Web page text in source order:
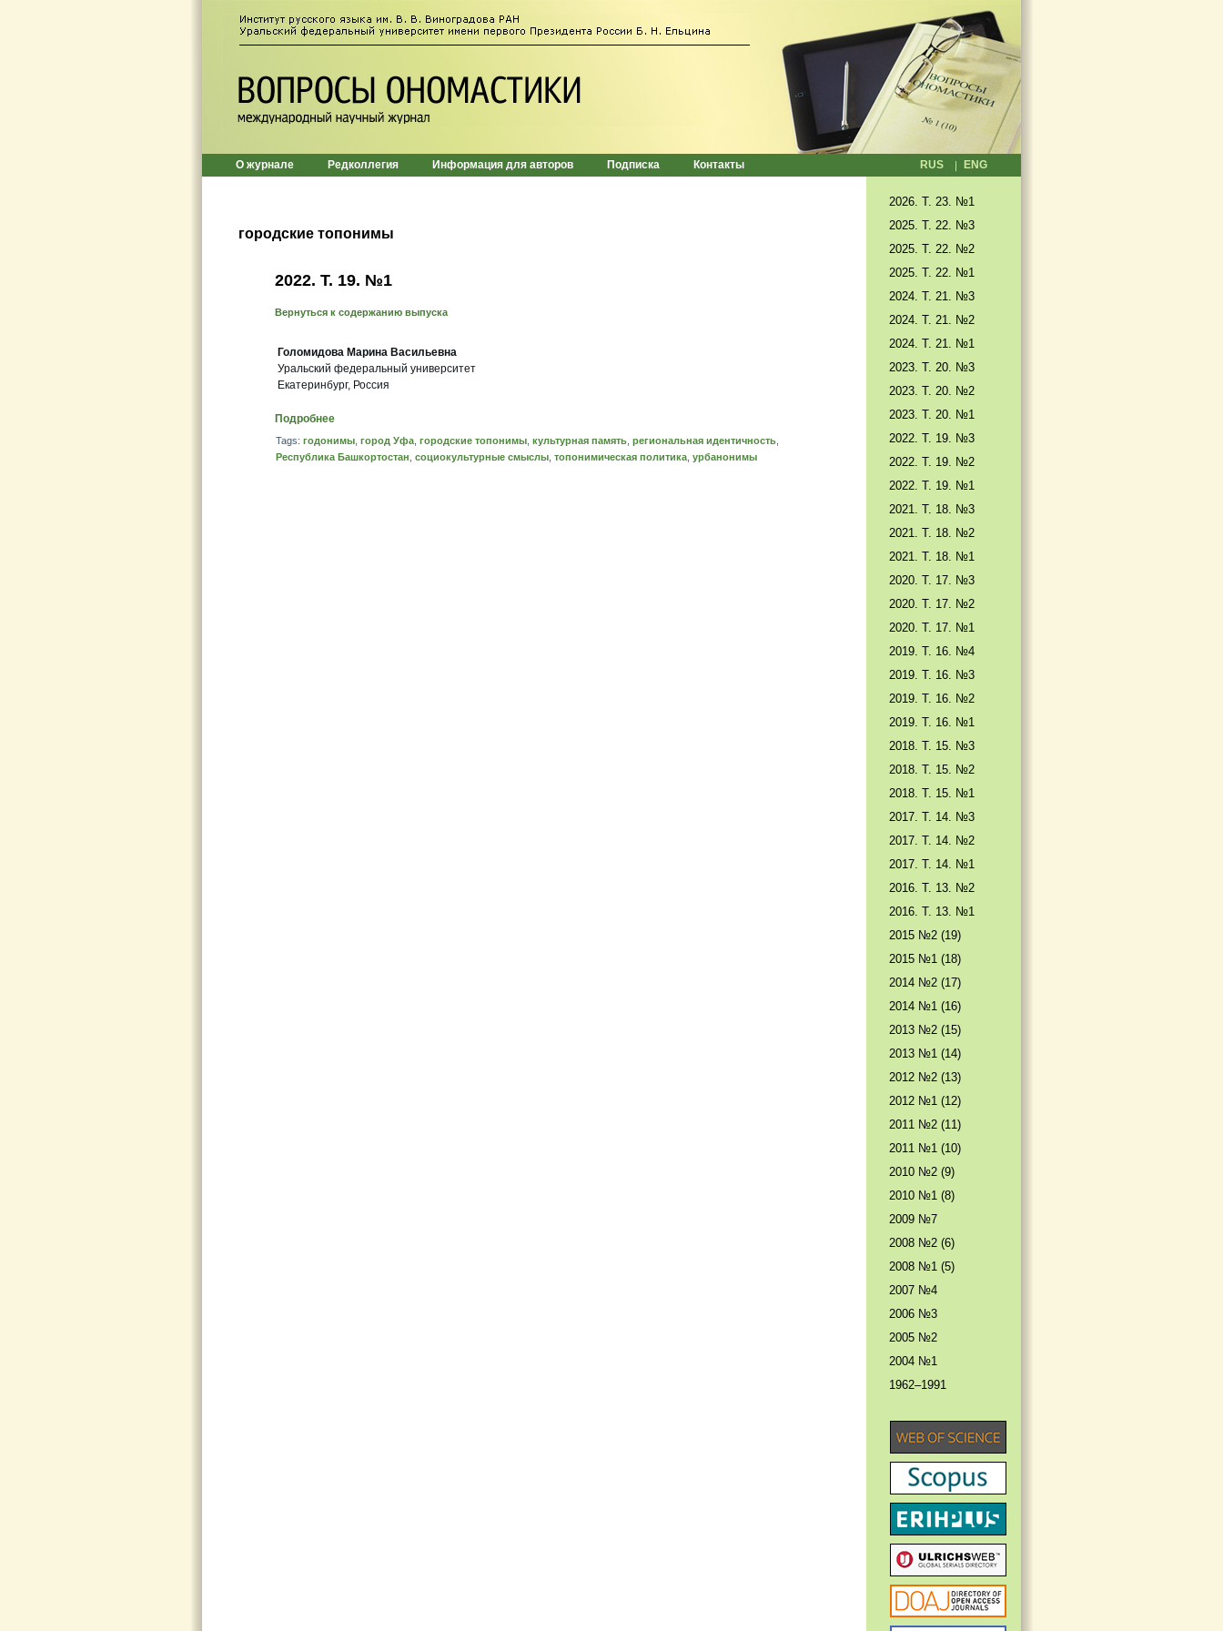
О журнале Редколлегия Информация для авторов Подписка Контакты RUS ENG
городские топонимы
2022. Т. 19. №1
Вернуться к содержанию выпуска
Голомидова Марина Васильевна
Уральский федеральный университет
Екатеринбург, Россия
Подробнее
Tags: годонимы город Уфа городские топонимы культурная память региональная идентичность
Республика Башкортостан социокультурные смыслы топонимическая политика урбанонимы
2026. T. 23. №1
2025. T. 22. №3
2025. Т. 22. №2
2025. Т. 22. №1
2024. Т. 21. №3
2024. Т. 21. №2
2024. Т. 21. №1
2023. Т. 20. №3
2023. Т. 20. №2
2023. Т. 20. №1
2022. Т. 19. №3
2022. Т. 19. №2
2022. Т. 19. №1
2021. Т. 18. №3
2021. Т. 18. №2
2021. Т. 18. №1
2020. Т. 17. №3
2020. Т. 17. №2
2020. Т. 17. №1
2019. Т. 16. №4
2019. Т. 16. №3
2019. Т. 16. №2
2019. Т. 16. №1
2018. Т. 15. №3
2018. Т. 15. №2
2018. Т. 15. №1
2017. T. 14. №3
2017. T. 14. №2
2017. T. 14. №1
2016. T. 13. №2
2016. T. 13. №1
2015 №2 (19)
2015 №1 (18)
2014 №2 (17)
2014 №1 (16)
2013 №2 (15)
2013 №1 (14)
2012 №2 (13)
2012 №1 (12)
2011 №2 (11)
2011 №1 (10)
2010 №2 (9)
2010 №1 (8)
2009 №7
2008 №2 (6)
2008 №1 (5)
2007 №4
2006 №3
2005 №2
2004 №1
1962–1991